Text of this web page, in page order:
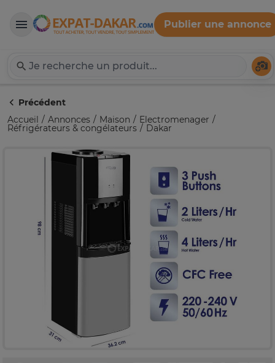
Expat-Dakar
Publier une annonce
Précédent
Accueil
Annonces Maison Electromenager
Réfrigérateurs & congélateurs Dakar